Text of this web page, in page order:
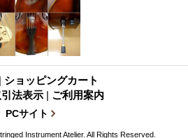
| ショッピングカート
法表示 | ご利用案内
PCサイト
Instrument Atelier. All Rights Reserved.